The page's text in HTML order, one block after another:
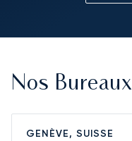
Nos Bureaux
GENÈVE, SUISSE